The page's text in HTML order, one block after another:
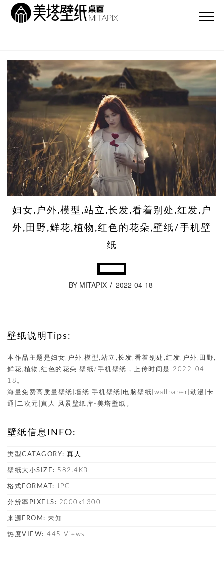
妇女,户外,模型,站立,长发,看着别处,红发,户
外,田野,鲜花,植物,红色的花朵,壁纸/手机壁
纸
BY MITAPIX 2022-04-18
壁纸说明Tips:
本作品主题是妇女,户外,模型,站立,长发,看着别处,红发,户外,田野,
鲜花,植物,红色的花朵,壁纸/手机壁纸，上传时间是 2022-04-
18。
海量免费高质量壁纸|墙纸|手机壁纸|电脑壁纸|wallpaper|动漫|卡
通|二次元|真人|风景壁纸库-美塔壁纸。
壁纸信息INFO:
类型CATAGORY: 真人
壁纸大小SIZE: 582.4KB
格式FORMAT: JPG
分辨率PIXELS: 2000x1300
来源FROM: 未知
热度VIEW: 445 Views